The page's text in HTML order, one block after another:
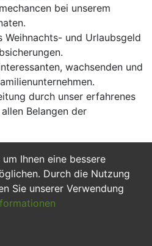
Ihnen eine bessere
Durch die Nutzung
Sie unserer Verwendung
bei unserem
Weihnachts- und Urlaubsgeld
wachsenden und
durch unser erfahrenes
Belangen der